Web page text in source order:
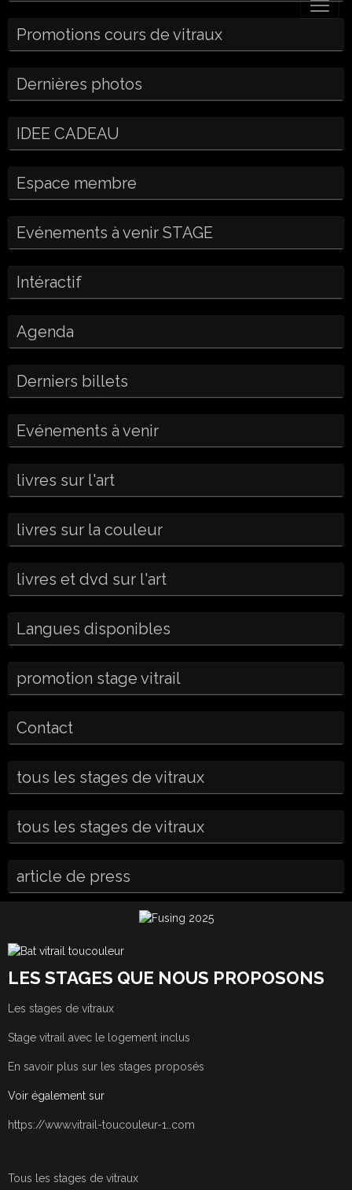
Promotions cours de vitraux
Dernières photos
IDEE CADEAU
Espace membre
Evénements à venir STAGE
Intéractif
Agenda
Derniers billets
Evénements à venir
livres sur l'art
livres sur la couleur
livres et dvd sur l'art
Langues disponibles
promotion stage vitrail
Contact
tous les stages de vitraux
tous les stages de vitraux
article de press
LES STAGES QUE NOUS PROPOSONS
Les stages de vitraux
Stage vitrail avec le logement inclus
En savoir plus sur les stages proposés
Voir également sur
https://www.vitrail-toucouleur-1..com
Tous les stages de vitraux